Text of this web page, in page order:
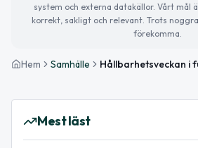
system och externa datakällor. Vårt mål
korrekt, sakligt och relevant. Trots
förekomma.
Hem Samhälle
Mest läst